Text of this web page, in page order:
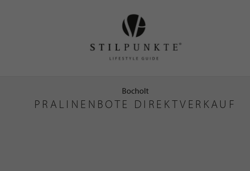
PRALINENBOTE DIREKTVERKAUF
Bocholt